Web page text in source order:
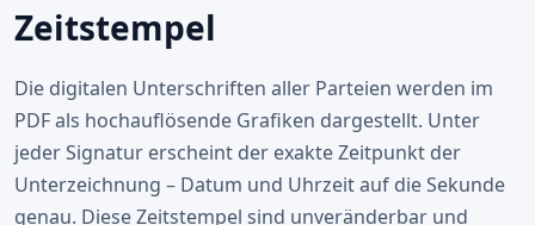
Zeitstempel
Die digitalen Unterschriften aller Parteien werden im
PDF als hochauflösende Grafiken dargestellt. Unter
jeder Signatur erscheint der exakte Zeitpunkt der
Unterzeichnung – Datum und Uhrzeit auf die Sekunde
genau. Diese Zeitstempel sind unveränderbar und